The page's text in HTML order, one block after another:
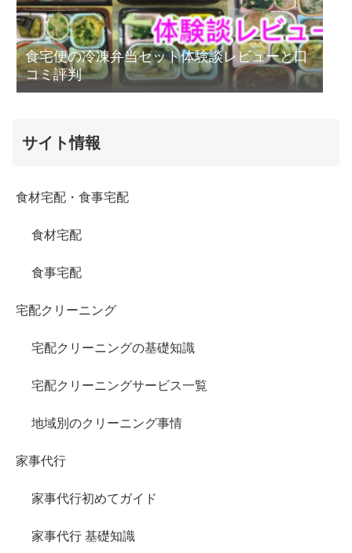
食宅便の冷凍弁当セット体験談レビューと口
コミ評判
サイト情報
食材宅配・食事宅配
食材宅配
食事宅配
宅配クリーニング
宅配クリーニングの基礎知識
宅配クリーニングサービス一覧
地域別のクリーニング事情
家事代行
家事代行初めてガイド
家事代行 基礎知識